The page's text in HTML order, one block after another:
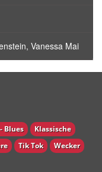
Vanessa Mai
Blues
Klassische
Tik Tok
Wecker